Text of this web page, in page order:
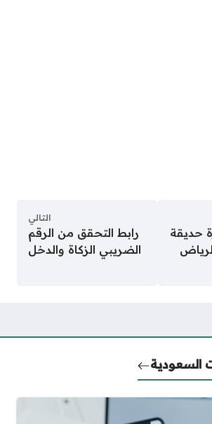
حديقة
التالي
رابط التحقق من الرقم
الضريبي الزكاة والدخل
السعودية